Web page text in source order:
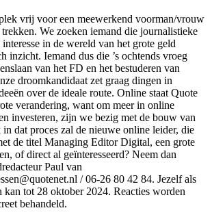
vrij voor een meewerkend voorman/vrouw
We zoeken iemand die journalistieke
in de wereld van het grote geld
inzicht. Iemand dus die ’s ochtends vroeg
van het FD en het bestuderen van
droomkandidaat zet graag dingen in
over de ideale route. Online staat Quote
verandering, want om meer in online
investeren, zijn we bezig met de bouw van
in dat proces zal de nieuwe online leider, die
de titel Managing Editor Digital, een grote
of direct al geïnteresseerd? Neem dan
Paul van
/ 06-26 80 42 84. Jezelf als
kan tot 28 oktober 2024. Reacties worden
behandeld.